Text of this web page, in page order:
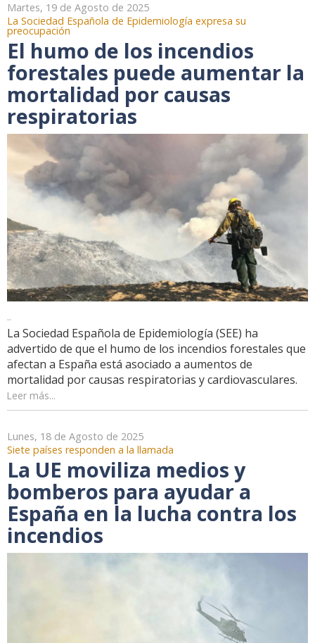
Martes, 19 de Agosto de 2025
La Sociedad Española de Epidemiología expresa su
preocupación
El humo de los incendios
forestales puede aumentar la
mortalidad por causas
respiratorias
..
La Sociedad Española de Epidemiología (SEE) ha
advertido de que el humo de los incendios forestales que
afectan a España está asociado a aumentos de
mortalidad por causas respiratorias y cardiovasculares.
Leer más...
Lunes, 18 de Agosto de 2025
Siete países responden a la llamada
La UE moviliza medios y
bomberos para ayudar a
España en la lucha contra los
incendios